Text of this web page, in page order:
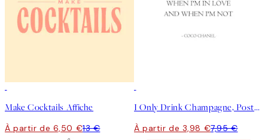
Make Cocktails Affiche
À partir de 6,50 €13 €
I Only Drink Champagne, Posters
À partir de 3,98 €7,95 €